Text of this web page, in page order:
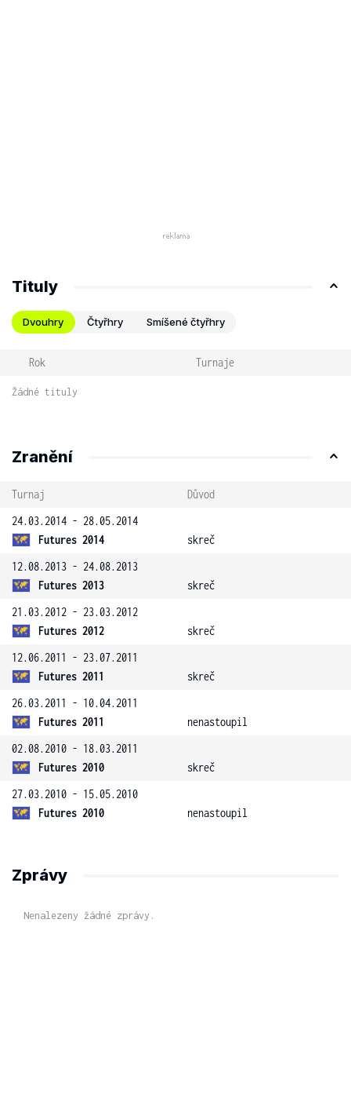
Tituly
Dvouhry Čtyřhry Smíšené čtyřhry
Rok Turnaje
Žádné tituly
Zranění
Turnaj
Důvod
24.03.2014 - 28.05.2014
Futures 2014
skreč
12.08.2013 - 24.08.2013
Futures 2013
skreč
21.03.2012 - 23.03.2012
Futures 2012
skreč
12.06.2011 - 23.07.2011
Futures 2011
skreč
26.03.2011 - 10.04.2011
Futures 2011
nenastoupil
02.08.2010 - 18.03.2011
Futures 2010
skreč
27.03.2010 - 15.05.2010
Futures 2010
nenastoupil
Zprávy
Nenalezeny žádné zprávy.